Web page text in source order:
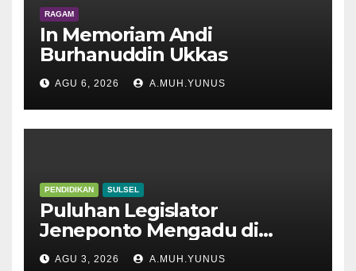
RAGAM
In Memoriam Andi
Burhanuddin Ukkas
AGU 6, 2026 A.MUH.YUNUS
PENDIDIKAN SULSEL
Puluhan Legislator
Jeneponto Mengadu di
Disdik Sulsel
AGU 3, 2026 A.MUH.YUNUS